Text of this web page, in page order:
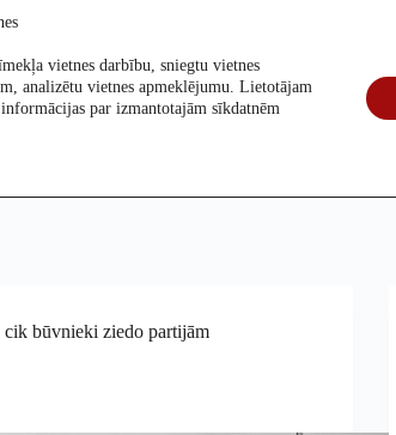
Par mums Vēlēšanas 2026
cik būvnieki ziedo partijām
vietnes darbību, sniegtu vietnes
analizētu vietnes apmeklējumu. Lietotājam
par izmantotajām sīkdatnēm